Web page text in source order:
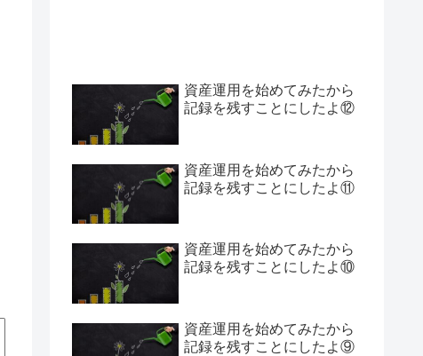
資産運用を始めてみたから
記録を残すことにしたよ⑫
資産運用を始めてみたから
記録を残すことにしたよ⑪
資産運用を始めてみたから
記録を残すことにしたよ⑩
資産運用を始めてみたから
記録を残すことにしたよ⑨